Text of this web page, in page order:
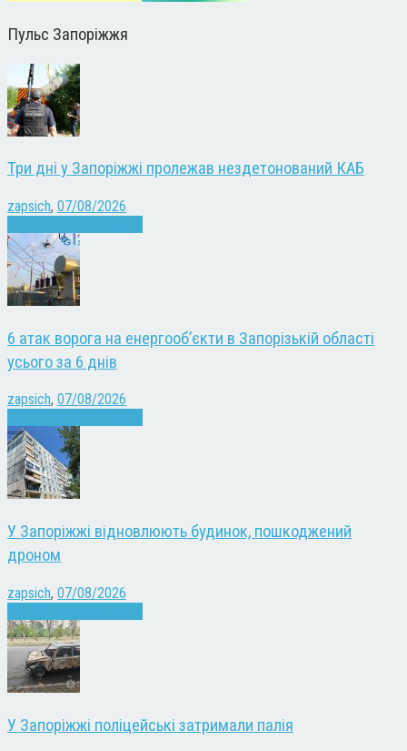
Пульс Запоріжжя
Три дні у Запоріжжі пролежав нездетонований КАБ
zapsich, 07/08/2026
6 атак ворога на енергооб’єкти в Запорізькій області
усього за 6 днів
zapsich, 07/08/2026
У Запоріжжі відновлюють будинок, пошкоджений
дроном
zapsich, 07/08/2026
У Запоріжжі поліцейські затримали палія